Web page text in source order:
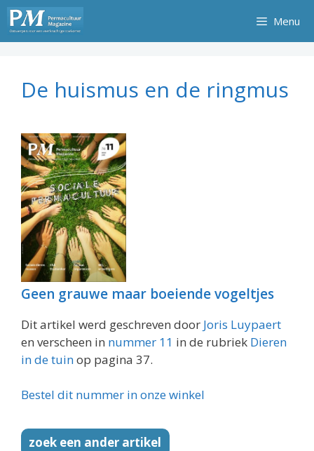
Ga
naar
de
Menu
De huismus en de ringmus
Geen grauwe maar boeiende vogeltjes
Dit artikel werd geschreven door Joris Luypaert
en verscheen in nummer 11 in de rubriek Dieren
in de tuinop pagina 37.
Bestel dit nummer in onze winkel
zoek een ander artikel